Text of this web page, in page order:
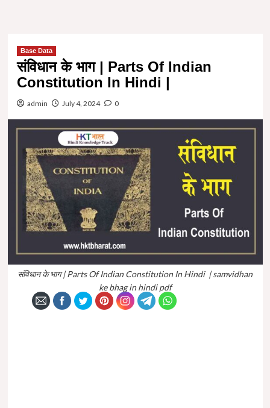
Base Data
संविधान के भाग | Parts Of Indian
Constitution In Hindi |
admin July 4, 2024 0
संविधान के भाग | Parts Of Indian Constitution In Hindi | samvidhan
ke bhag in hindi pdf